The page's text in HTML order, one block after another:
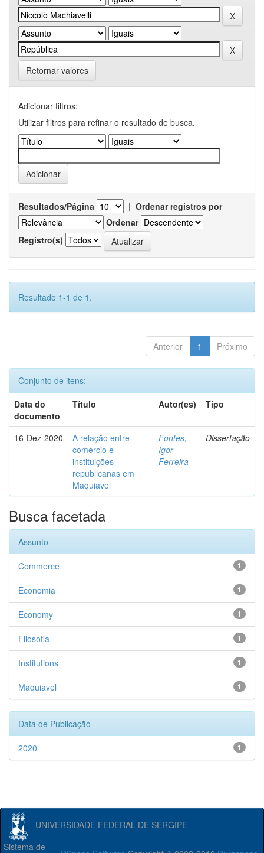
Retornar valores
Adicionar filtros:
Utilizar filtros para refinar o resultado de busca.
Resultados/Página | Ordenar registros por
Ordenar
Registro(s)
Resultado 1-1 de 1.
Anterior 1 Próximo
Conjunto de itens:
Data do
documento
Título Autor(es) Tipo
16-Dez-2020
A relação entre
comércio e
instituições
republicanas em
Maquiavel
Fontes,
Igor
Ferreira
Dissertação
Busca facetada
Assunto
1
Commerce
1
Economia
1
Economy
1
Filosofia
1
Institutions
1
Maquiavel
Data de Publicação
1
2020
UNIVERSIDADE FEDERAL DE SERGIPE
Sistema de